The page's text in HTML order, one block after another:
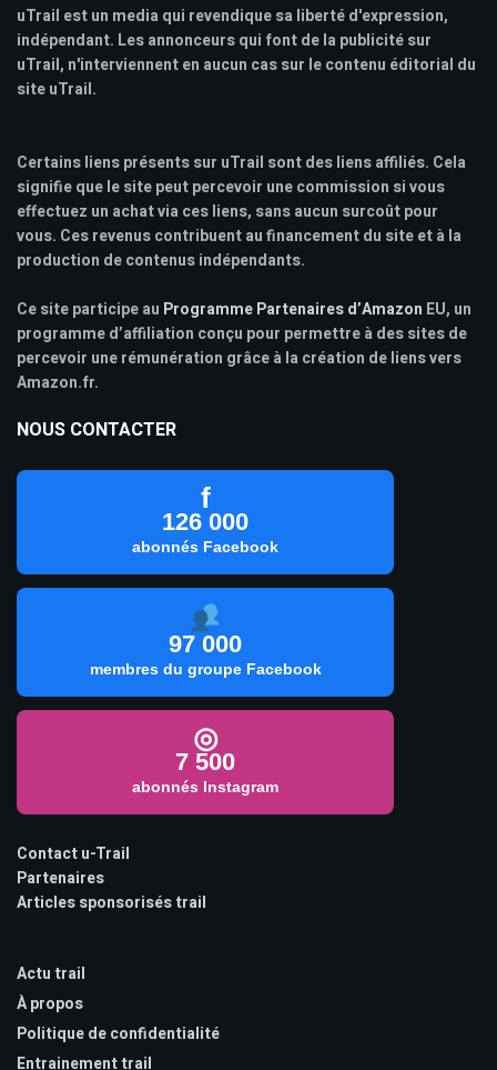
uTrail est un media qui revendique sa liberté d'expression,
indépendant. Les annonceurs qui font de la publicité sur
uTrail, n'interviennent en aucun cas sur le contenu éditorial du
site uTrail.
Certains liens présents sur uTrail sont des liens affiliés. Cela
signifie que le site peut percevoir une commission si vous
effectuez un achat via ces liens, sans aucun surcoût pour
vous. Ces revenus contribuent au financement du site et à la
production de contenus indépendants.
Ce site participe au Programme Partenaires d’Amazon EU, un
programme d’affiliation conçu pour permettre à des sites de
percevoir une rémunération grâce à la création de liens vers
Amazon.fr.
NOUS CONTACTER
f
126 000
abonnés Facebook
97 000
membres du groupe Facebook
◎
7 500
abonnés Instagram
Contact u-Trail
Partenaires
Articles sponsorisés trail
Actu trail
À propos
Politique de confidentialité
Entrainement trail